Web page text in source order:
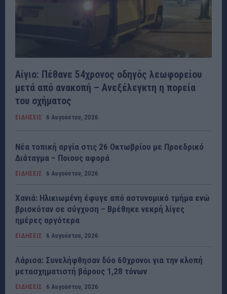
Αίγιο: Πέθανε 54χρονος οδηγός λεωφορείου
μετά από ανακοπή – Ανεξέλεγκτη η πορεία
του οχήματος
ΕΙΔΗΣΕΙΣ 6 Αυγούστου, 2026
Νέα τοπική αργία στις 26 Οκτωβρίου με Προεδρικό
Διάταγμα – Ποιους αφορά
ΕΙΔΗΣΕΙΣ 6 Αυγούστου, 2026
Χανιά: Ηλικιωμένη έφυγε από αστυνομικό τμήμα ενώ
βρισκόταν σε σύγχυση – Βρέθηκε νεκρή λίγες
ημέρες αργότερα
ΕΙΔΗΣΕΙΣ 6 Αυγούστου, 2026
Λάρισα: Συνελήφθησαν δύο 60χρονοι για την κλοπή
μετασχηματιστή βάρους 1,28 τόνων
ΕΙΔΗΣΕΙΣ 6 Αυγούστου, 2026